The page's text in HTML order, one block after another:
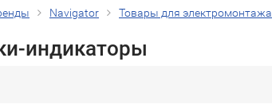
Navigator Товары для электромонтажа
индикаторы